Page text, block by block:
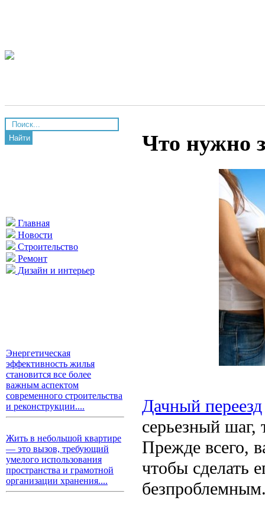
Найти
Главная
Новости
Строительство
Ремонт
Дизайн и интерьер
Энергетическая
эффективность жилья
становится все более
важным аспектом
современного строительства
и реконструкции....
Жить в небольшой квартире
— это вызов, требующий
умелого использования
пространства и грамотной
организации хранения....
Что нужно
Дачный переезд
серьезный
Прежде всего,
чтобы сделать